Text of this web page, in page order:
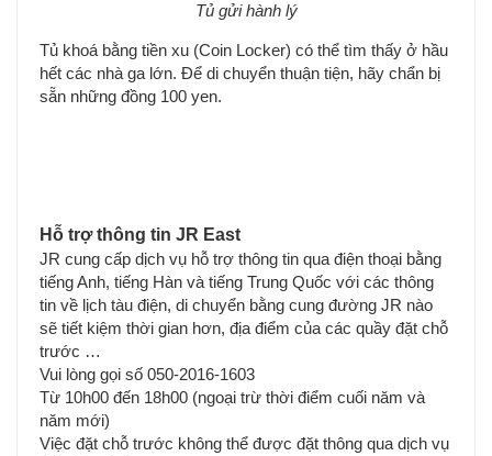
Tủ gửi hành lý
Tủ khoá bằng tiền xu (Coin Locker) có thể tìm thấy ở hầu
hết các nhà ga lớn. Để di chuyển thuận tiện, hãy chẩn bị
sẵn những đồng 100 yen.
Hỗ trợ thông tin JR East
JR cung cấp dịch vụ hỗ trợ thông tin qua điện thoại bằng
tiếng Anh, tiếng Hàn và tiếng Trung Quốc với các thông
tin về lịch tàu điện, di chuyển bằng cung đường JR nào
sẽ tiết kiệm thời gian hơn, địa điểm của các quầy đặt chỗ
trước …
Vui lòng gọi số 050-2016-1603
Từ 10h00 đến 18h00 (ngoại trừ thời điểm cuối năm và
năm mới)
Việc đặt chỗ trước không thể được đặt thông qua dịch vụ